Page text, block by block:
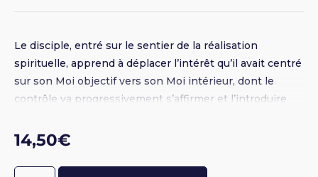
Le disciple, entré sur le sentier de la réalisation
spirituelle, apprend à déplacer l’intérêt qu’il avait centré
sur son Moi objectif vers son Moi intérieur, dont le
contrôle va progressivement s’affirmer et l’introduire
premiers pas du néophyte, l’épreuve initiale, l’initiation,
le disciple dans l’action, l’épreuve du feu...
14,50€